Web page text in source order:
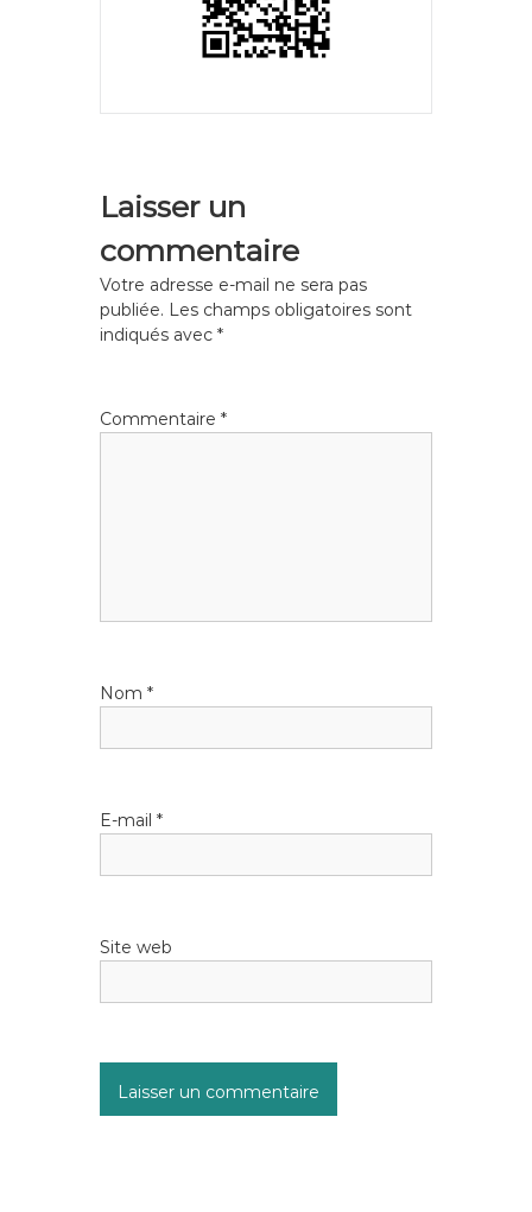
Laisser un
commentaire
Votre adresse e-mail ne sera pas
publiée. Les champs obligatoires sont
indiqués avec *
Commentaire *
Nom *
E-mail *
Site web